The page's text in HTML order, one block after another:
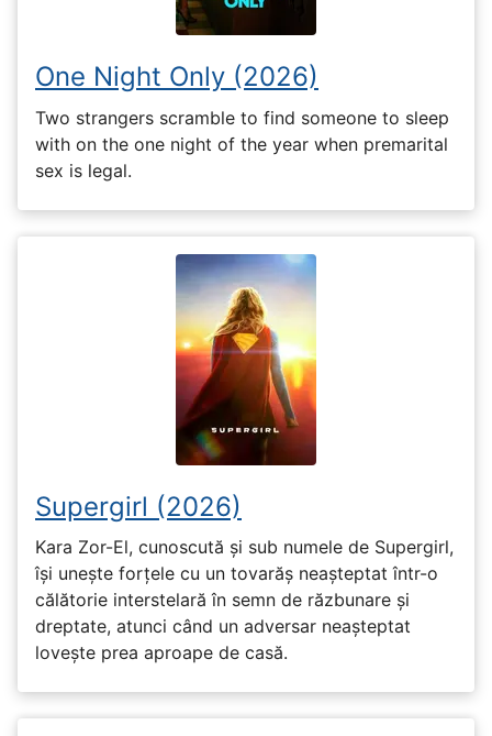
One Night Only (2026)
Two strangers scramble to find someone to sleep
with on the one night of the year when premarital
sex is legal.
Supergirl (2026)
Kara Zor-El, cunoscută și sub numele de Supergirl,
își unește forțele cu un tovarăș neașteptat într-o
călătorie interstelară în semn de răzbunare și
dreptate, atunci când un adversar neașteptat
lovește prea aproape de casă.